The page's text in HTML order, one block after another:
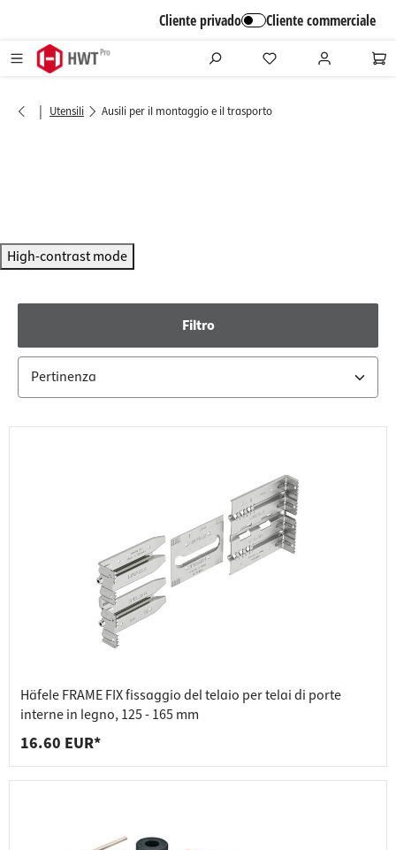
Cliente privado Cliente commerciale
| Utensili Ausili per il montaggio e il trasporto
High-contrast mode
Filtro
Häfele FRAME FIX fissaggio del telaio per telai di porte
interne in legno, 125 - 165 mm
16.60 EUR*